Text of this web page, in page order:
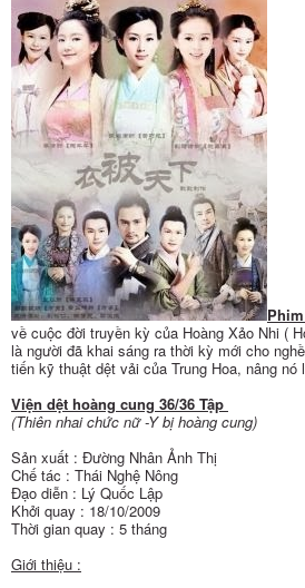
về cuộc đời truyền kỳ của Hoàng Xảo Nhi (
là người đã khai sáng ra thời kỳ mới cho
tiến kỹ thuật dệt vải của Trung Hoa, nâng nó
Viện dệt hoàng cung 36/36 Tập
(Thiên nhai chức nữ -Y bị hoàng cung)
Sản xuất : Đường Nhân Ảnh Thị
Chế tác : Thái Nghệ Nông
Đạo diễn : Lý Quốc Lập
Khởi quay : 18/10/2009
Thời gian quay : 5 tháng
Giới thiệu :